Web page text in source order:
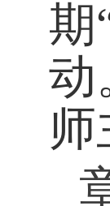
期
动